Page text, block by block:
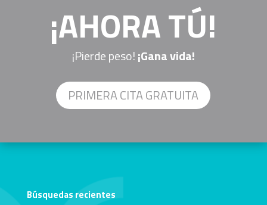
¡AHORA TÚ!
¡Pierde peso!¡Gana vida!
PRIMERA CITA GRATUITA
Búsquedas recientes